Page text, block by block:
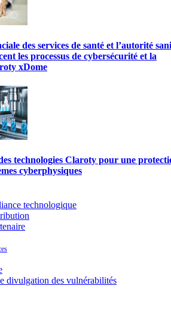
des services de santé et l’autorité
les processus de cybersécurité et la
xDome
technologies Claroty pour une
cyberphysiques
technologique
divulgation des vulnérabilités